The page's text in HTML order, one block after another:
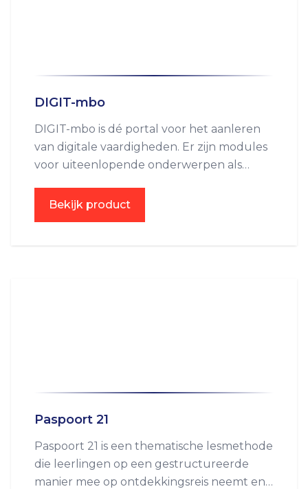
DIGIT-mbo
DIGIT-mbo is dé portal voor het aanleren
van digitale vaardigheden. Er zijn modules
voor uiteenlopende onderwerpen als
Docs, Internet en E-mail, Digiveiligheid,
Bekijk product
Paspoort 21
Paspoort 21 is een thematische lesmethode
die leerlingen op een gestructureerde
manier mee op ontdekkingsreis neemt en